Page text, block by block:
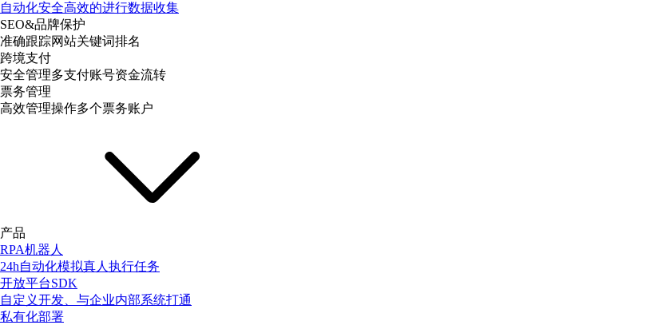
自动化安全高效的进行数据收集
SEO&品牌保护
准确跟踪网站关键词排名
跨境支付
安全管理多支付账号资金流转
票务管理
高效管理操作多个票务账户
产品
RPA机器人
24h自动化模拟真人执行任务
开放平台SDK
自定义开发、与企业内部系统打通
私有化部署